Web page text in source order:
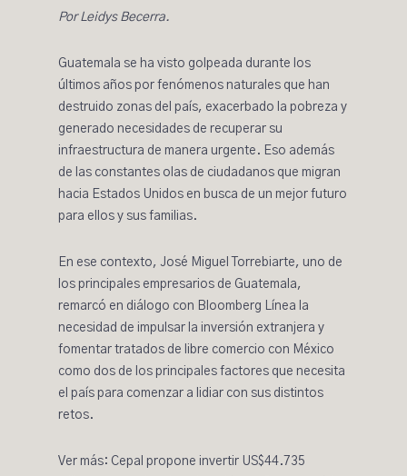
Por Leidys Becerra.
Guatemala se ha visto golpeada durante los
últimos años por fenómenos naturales que han
destruido zonas del país, exacerbado la pobreza y
generado necesidades de recuperar su
infraestructura de manera urgente. Eso además
de las constantes olas de ciudadanos que migran
hacia Estados Unidos en busca de un mejor futuro
para ellos y sus familias.
En ese contexto, José Miguel Torrebiarte, uno de
los principales empresarios de Guatemala,
remarcó en diálogo con Bloomberg Línea la
necesidad de impulsar la inversión extranjera y
fomentar tratados de libre comercio con México
como dos de los principales factores que necesita
el país para comenzar a lidiar con sus distintos
retos.
Ver más: Cepal propone invertir US$44.735